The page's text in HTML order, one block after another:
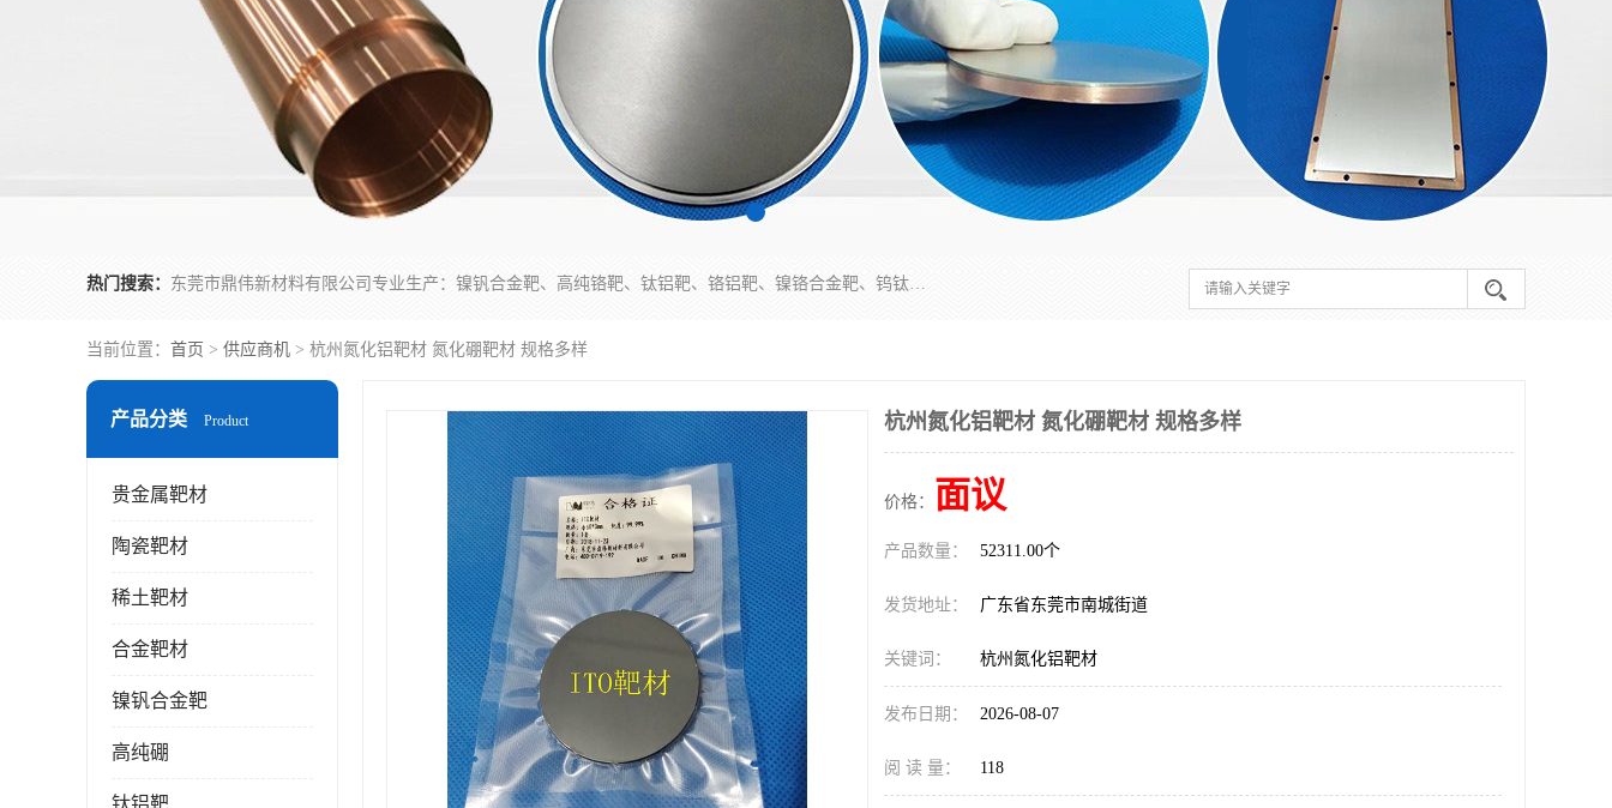
热门搜索： 东莞市鼎伟新材料有限公司专业生产：镍钒合金靶、高纯铬靶、钛铝靶、铬铝靶、镍铬合金靶、钨钛合金靶材等；公司先后研发的蒸发材料、溅射靶材系列产品广泛应用到国内外众多知名电子、太阳能企业当中，以较高的性价比，成功发替代了国外进口产品，颇受用户好评。
当前位置： 首页 > 供应商机 > 杭州氮化铝靶材 氮化硼靶材 规格多样
产品分类 Product
贵金属靶材
陶瓷靶材
稀土靶材
合金靶材
镍钒合金靶
高纯硼
钛铝靶
杭州氮化铝靶材 氮化硼靶材 规格多样
价格： 面议
产品数量： 52311.00个
发货地址： 广东省东莞市南城街道
关键词： 杭州氮化铝靶材
发布日期： 2026-08-07
阅 读 量： 118